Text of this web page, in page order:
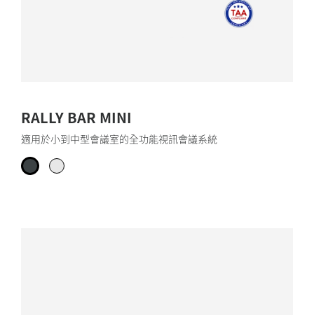
RALLY BAR MINI
適用於小到中型會議室的全功能視訊會議系統